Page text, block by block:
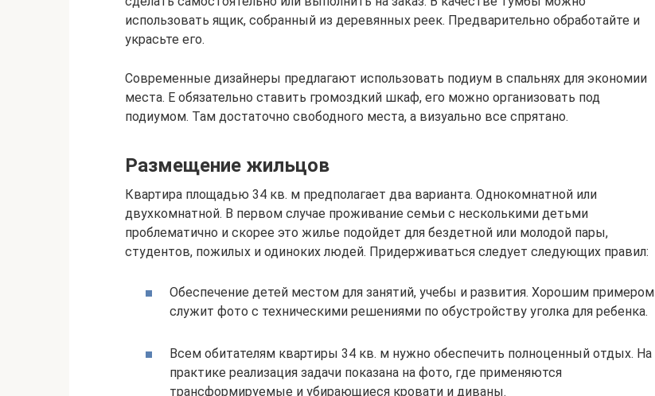
использовать ящик, собранный из деревянных реек. Предварительно обработайте и
украсьте его.
Современные дизайнеры предлагают использовать подиум в спальнях для экономии
места. Е обязательно ставить громоздкий шкаф, его можно организовать под
подиумом. Там достаточно свободного места, а визуально все спрятано.
Размещение жильцов
Квартира площадью 34 кв. м предполагает два варианта. Однокомнатной или
двухкомнатной. В первом случае проживание семьи с несколькими детьми
проблематично и скорее это жилье подойдет для бездетной или молодой пары,
студентов, пожилых и одиноких людей. Придерживаться следует следующих правил:
Обеспечение детей местом для занятий, учебы и развития. Хорошим примером
служит фото с техническими решениями по обустройству уголка для ребенка.
Всем обитателям квартиры 34 кв. м нужно обеспечить полноценный отдых. На
практике реализация задачи показана на фото, где применяются
трансформируемые и убирающиеся кровати и диваны.